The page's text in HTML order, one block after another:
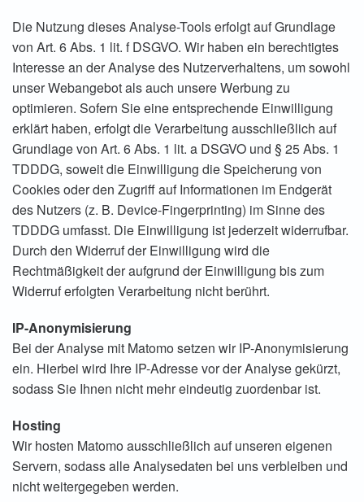
Die Nutzung dieses Analyse-Tools erfolgt auf Grundlage
von Art. 6 Abs. 1 lit. f DSGVO. Wir haben ein berechtigtes
Interesse an der Analyse des Nutzerverhaltens, um sowohl
unser Webangebot als auch unsere Werbung zu
optimieren. Sofern Sie eine entsprechende Einwilligung
erklärt haben, erfolgt die Verarbeitung ausschließlich auf
Grundlage von Art. 6 Abs. 1 lit. a DSGVO und § 25 Abs. 1
TDDDG, soweit die Einwilligung die Speicherung von
Cookies oder den Zugriff auf Informationen im Endgerät
des Nutzers (z. B. Device-Fingerprinting) im Sinne des
TDDDG umfasst. Die Einwilligung ist jederzeit widerrufbar.
Durch den Widerruf der Einwilligung wird die
Rechtmäßigkeit der aufgrund der Einwilligung bis zum
Widerruf erfolgten Verarbeitung nicht berührt.
IP-Anonymisierung
Bei der Analyse mit Matomo setzen wir IP-Anonymisierung
ein. Hierbei wird Ihre IP-Adresse vor der Analyse gekürzt,
sodass Sie Ihnen nicht mehr eindeutig zuordenbar ist.
Hosting
Wir hosten Matomo ausschließlich auf unseren eigenen
Servern, sodass alle Analysedaten bei uns verbleiben und
nicht weitergegeben werden.